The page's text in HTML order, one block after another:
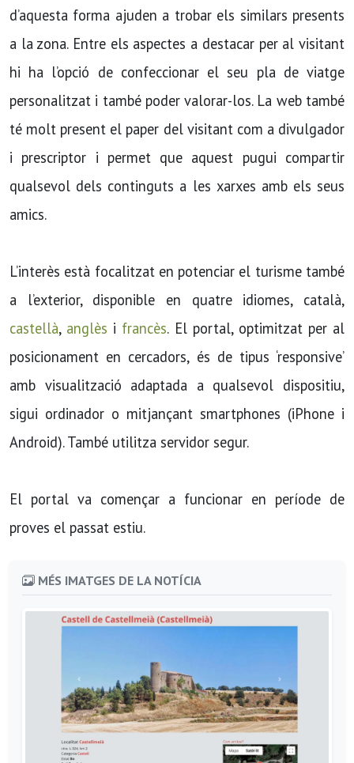
d’aquesta forma ajuden a trobar els similars presents
a la zona. Entre els aspectes a destacar per al visitant
hi ha l’opció de confeccionar el seu pla de viatge
personalitzat i també poder valorar-los. La web també
té molt present el paper del visitant com a divulgador
i prescriptor i permet que aquest pugui compartir
qualsevol dels continguts a les xarxes amb els seus
amics.
L’interès està focalitzat en potenciar el turisme també
a l’exterior, disponible en quatre idiomes, català,
castellà, anglès i francès. El portal, optimitzat per al
posicionament en cercadors, és de tipus ‘responsive’
amb visualització adaptada a qualsevol dispositiu,
sigui ordinador o mitjançant smartphones (iPhone i
Android). També utilitza servidor segur.
El portal va començar a funcionar en període de
proves el passat estiu.
MÉS IMATGES DE LA NOTÍCIA